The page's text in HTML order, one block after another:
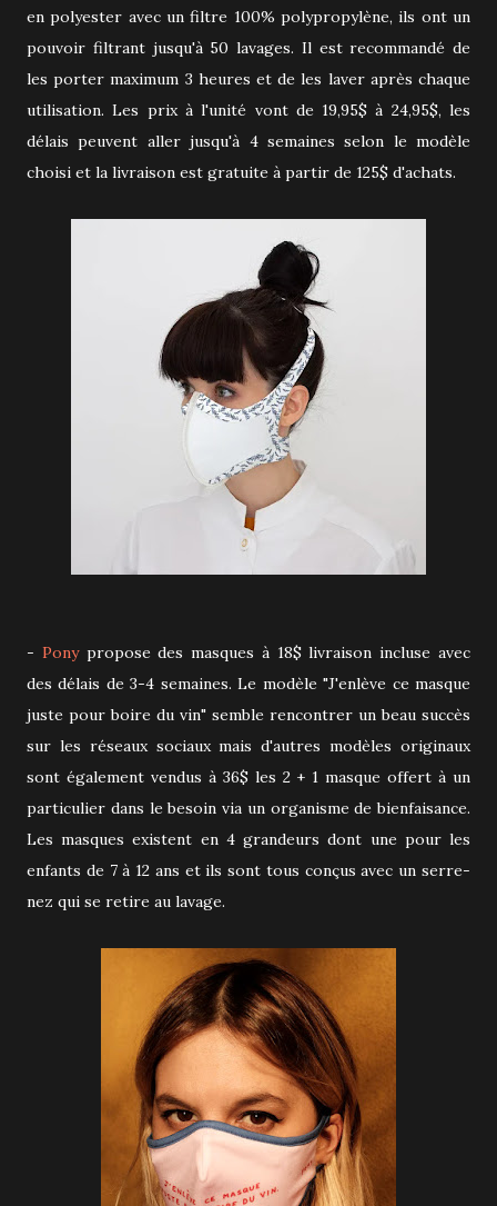
en polyester avec un filtre 100% polypropylène, ils ont un
pouvoir filtrant jusqu'à 50 lavages. Il est recommandé de
les porter maximum 3 heures et de les laver après chaque
utilisation. Les prix à l'unité vont de 19,95$ à 24,95$, les
délais peuvent aller jusqu'à 4 semaines selon le modèle
choisi et la livraison est gratuite à partir de 125$ d'achats.
- Ponypropose des masques à 18$ livraison incluse avec
des délais de 3-4 semaines. Le modèle "J'enlève ce masque
juste pour boire du vin" semble rencontrer un beau succès
sur les réseaux sociaux mais d'autres modèles originaux
sont également vendus à 36$ les 2 + 1 masque offert à un
particulier dans le besoin via un organisme de bienfaisance.
Les masques existent en 4 grandeurs dont une pour les
enfants de 7 à 12 ans et ils sont tous conçus avec un serre-
nez qui se retire au lavage.